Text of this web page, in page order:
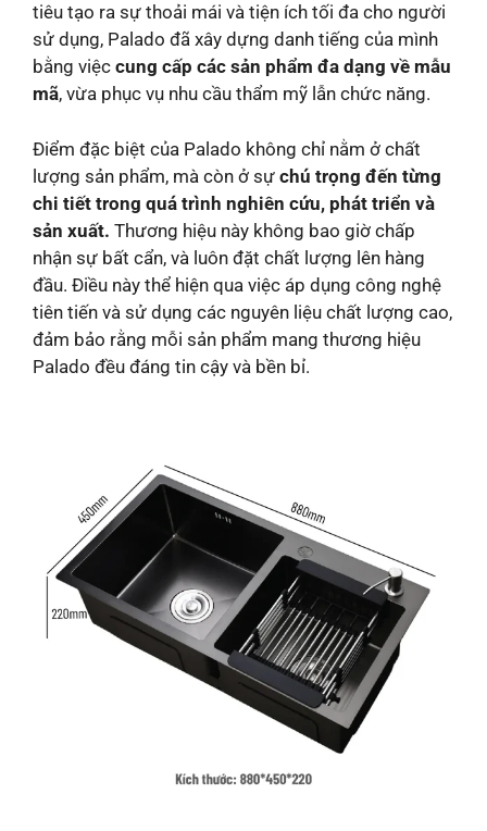
tiêu tạo ra sự thoải mái và tiện ích tối đa cho người
sử dụng, Palado đã xây dựng danh tiếng của mình
bằng việc cung cấp các sản phẩm đa dạng về mẫu
mã, vừa phục vụ nhu cầu thẩm mỹ lẫn chức năng.
Điểm đặc biệt của Palado không chỉ nằm ở chất
lượng sản phẩm, mà còn ở sự chú trọng đến từng
chi tiết trong quá trình nghiên cứu, phát triển và
sản xuất. Thương hiệu này không bao giờ chấp
nhận sự bất cẩn, và luôn đặt chất lượng lên hàng
đầu. Điều này thể hiện qua việc áp dụng công nghệ
tiên tiến và sử dụng các nguyên liệu chất lượng cao,
đảm bảo rằng mỗi sản phẩm mang thương hiệu
Palado đều đáng tin cậy và bền bỉ.